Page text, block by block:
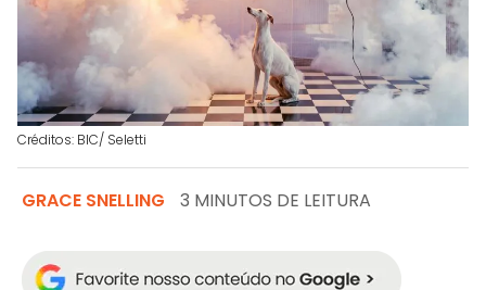
Créditos: BIC/ Seletti
GRACE SNELLING 3 MINUTOS DE LEITURA